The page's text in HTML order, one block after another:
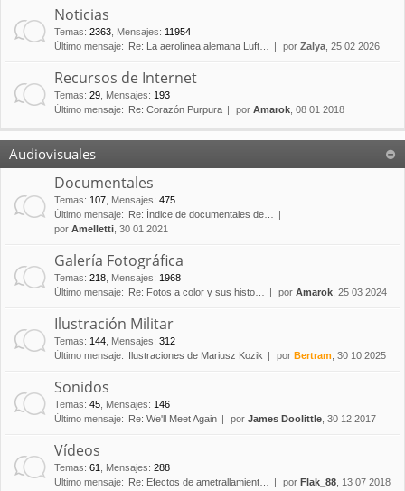
Noticias
Temas: 2363 Mensajes: 11954
Último mensaje:
Re: La aerolínea alemana Luft… por Zalya , 25 02 2026
Recursos de Internet
Temas: 29 Mensajes: 193
Último mensaje:
Re: Corazón Purpura por Amarok , 08 01 2018
Audiovisuales
Documentales
Temas: 107 Mensajes: 475
Último mensaje:
Re: Índice de documentales de…
por Amelletti , 30 01 2021
Galería Fotográfica
Temas: 218 Mensajes: 1968
Último mensaje:
Re: Fotos a color y sus histo… por Amarok , 25 03 2024
Ilustración Militar
Temas: 144 Mensajes: 312
Último mensaje:
Ilustraciones de Mariusz Kozik por Bertram , 30 10 2025
Sonidos
Temas: 45 Mensajes: 146
Último mensaje:
Re: We'll Meet Again por James Doolittle , 30 12 2017
Vídeos
Temas: 61 Mensajes: 288
Último mensaje:
Re: Efectos de ametrallamient… por Flak_88 , 13 07 2018